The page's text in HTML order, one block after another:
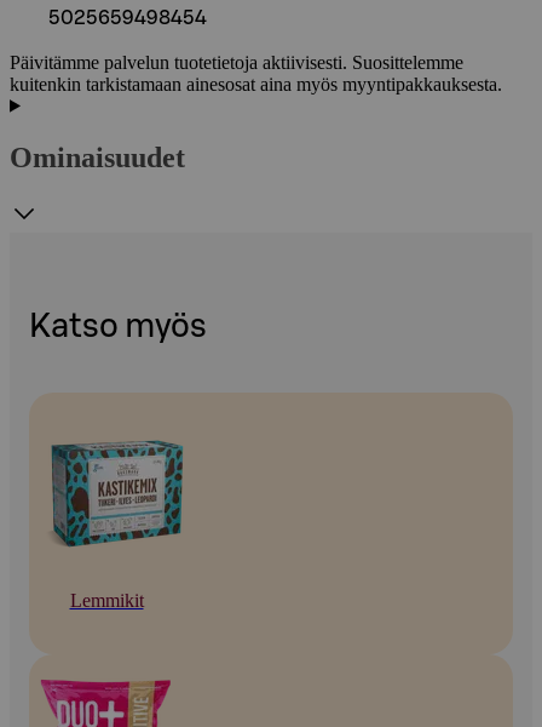
5025659498454
Päivitämme palvelun tuotetietoja aktiivisesti. Suosittelemme
kuitenkin tarkistamaan ainesosat aina myös myyntipakkauksesta.
Ominaisuudet
Katso myös
Lemmikit